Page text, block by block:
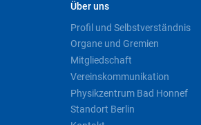
Über uns
Profil und Selbstverständnis
Organe und Gremien
Mitgliedschaft
Vereinskommunikation
Physikzentrum Bad Honnef
Standort Berlin